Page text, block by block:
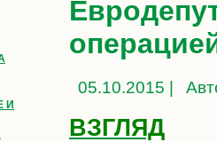
И
05.10.2015 |
ВЗГЛЯД